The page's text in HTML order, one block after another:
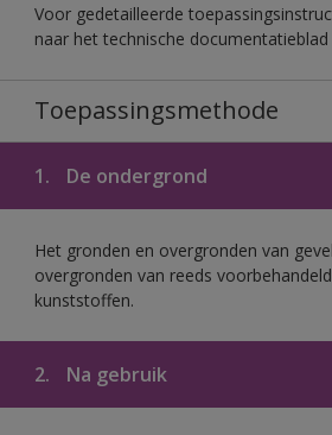
Voor gedetailleerde
naar het technische
Toepassingsmethode
1. De ondergrond
Het gronden en overgronden van
overgronden van reeds
kunststoffen.
2. Na gebruik